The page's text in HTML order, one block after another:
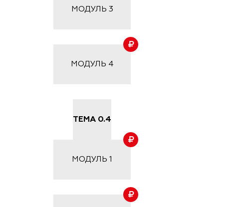
МОДУЛЬ 3
МОДУЛЬ 4
ТЕМА 0.4
МОДУЛЬ 1